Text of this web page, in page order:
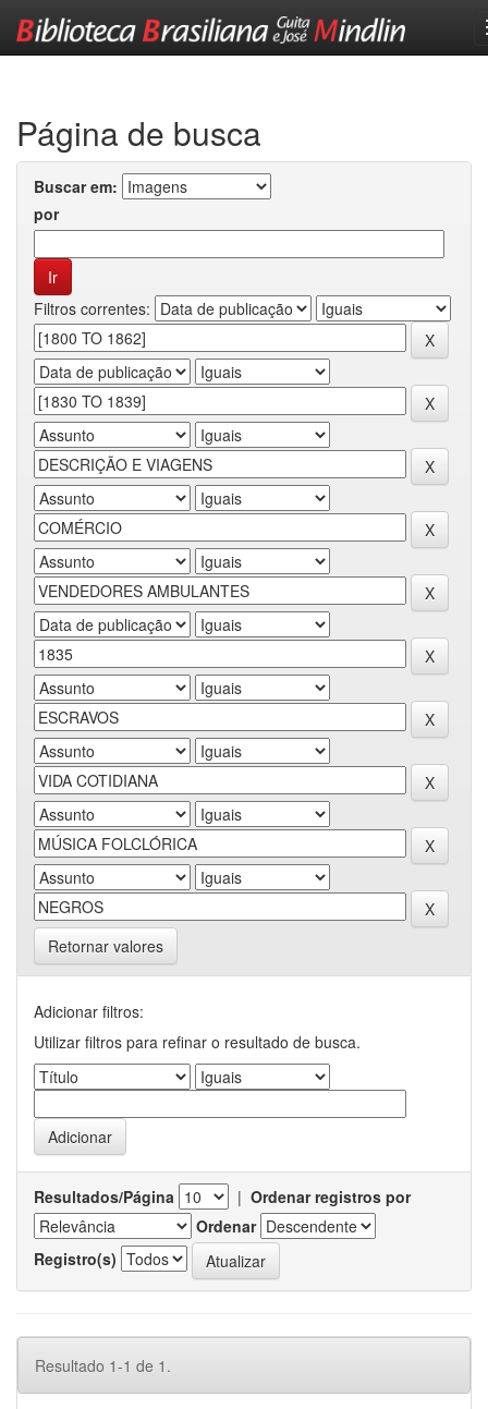
Página de busca
Buscar em:
por
Filtros correntes:
Retornar valores
Adicionar filtros:
Utilizar filtros para refinar o resultado de busca.
Resultados/Página | Ordenar registros por
Ordenar
Registro(s)
Resultado 1-1 de 1.